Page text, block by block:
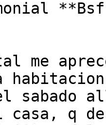
me
habitacion
sabado
casa, q de